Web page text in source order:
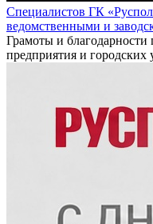
Специалистов ГК
ведомственными и
Грамоты и
предприятия и городских